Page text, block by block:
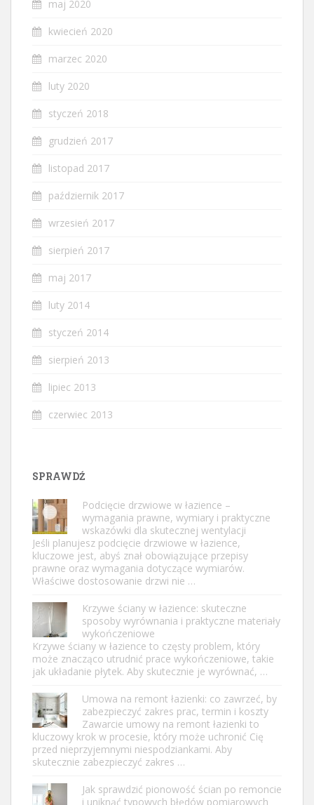
maj 2020
kwiecień 2020
marzec 2020
luty 2020
styczeń 2018
grudzień 2017
listopad 2017
październik 2017
wrzesień 2017
sierpień 2017
maj 2017
luty 2014
styczeń 2014
sierpień 2013
lipiec 2013
czerwiec 2013
SPRAWDŹ
Podcięcie drzwiowe w łazience –
wymagania prawne, wymiary i praktyczne
wskazówki dla skutecznej wentylacji
Jeśli planujesz podcięcie drzwiowe w łazience,
kluczowe jest, abyś znał obowiązujące przepisy
prawne oraz wymagania dotyczące wymiarów.
Właściwe dostosowanie drzwi nie …
Krzywe ściany w łazience: skuteczne
sposoby wyrównania i praktyczne materiały
wykończeniowe
Krzywe ściany w łazience to częsty problem, który
może znacząco utrudnić prace wykończeniowe, takie
jak układanie płytek. Aby skutecznie je wyrównać, …
Umowa na remont łazienki: co zawrzeć, by
zabezpieczyć zakres prac, termin i koszty
Zawarcie umowy na remont łazienki to
kluczowy krok w procesie, który może uchronić Cię
przed nieprzyjemnymi niespodziankami. Aby
skutecznie zabezpieczyć zakres …
Jak sprawdzić pionowość ścian po remoncie
i uniknąć typowych błędów pomiarowych